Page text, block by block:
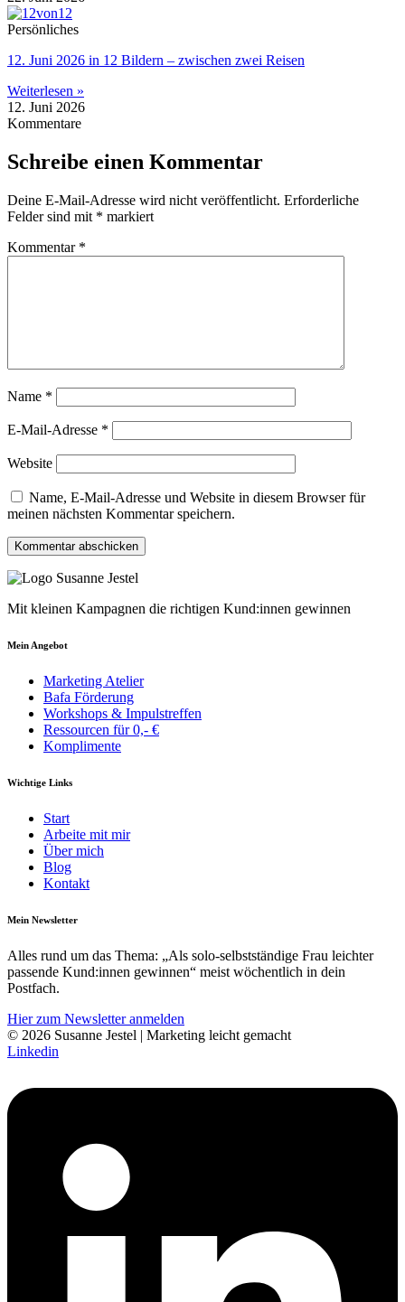
Persönliches
12. Juni 2026 in 12 Bildern – zwischen zwei Reisen
Weiterlesen »
12. Juni 2026
Kommentare
Schreibe einen Kommentar
Deine E-Mail-Adresse wird nicht veröffentlicht. Erforderliche
Felder sind mit * markiert
Kommentar *
Name *
E-Mail-Adresse *
Website
Name, E-Mail-Adresse und Website in diesem Browser für
meinen nächsten Kommentar speichern.
Mit kleinen Kampagnen die richtigen Kund:innen gewinnen
Mein Angebot
Marketing Atelier
Bafa Förderung
Workshops & Impulstreffen
Ressourcen für 0,- €
Komplimente
Wichtige Links
Start
Arbeite mit mir
Über mich
Blog
Kontakt
Mein Newsletter
Alles rund um das Thema: „Als solo-selbst­­ständige Frau leichter
pass­ende Kund:innen gewinnen“ meist wöchentlich in dein
Postfach.
Hier zum Newsletter anmelden
© 2026 Susanne Jestel | Marketing leicht gemacht
Linkedin